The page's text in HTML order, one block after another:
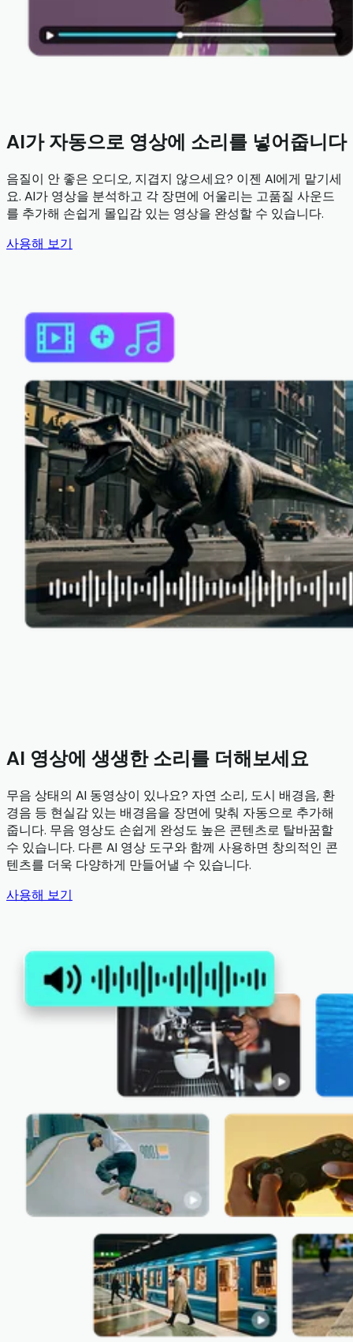
AI가 자동으로 영상에 소리를 넣어줍니다
음질이 안 좋은 오디오, 지겹지 않으세요? 이젠 AI에게 맡기세
요. AI가 영상을 분석하고 각 장면에 어울리는 고품질 사운드
를 추가해 손쉽게 몰입감 있는 영상을 완성할 수 있습니다.
사용해 보기
AI 영상에 생생한 소리를 더해보세요
무음 상태의 AI 동영상이 있나요? 자연 소리, 도시 배경음, 환
경음 등 현실감 있는 배경음을 장면에 맞춰 자동으로 추가해
줍니다. 무음 영상도 손쉽게 완성도 높은 콘텐츠로 탈바꿈할
수 있습니다. 다른 AI 영상 도구와 함께 사용하면 창의적인 콘
텐츠를 더욱 다양하게 만들어낼 수 있습니다.
사용해 보기